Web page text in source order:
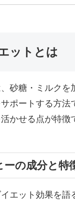
ットとは
砂糖・ミルク
ポートする方
かせる点が特徴
ーの成分と特
エット効果を語